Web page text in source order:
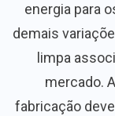
energia para
demais
limpa
mercado.
fabricação